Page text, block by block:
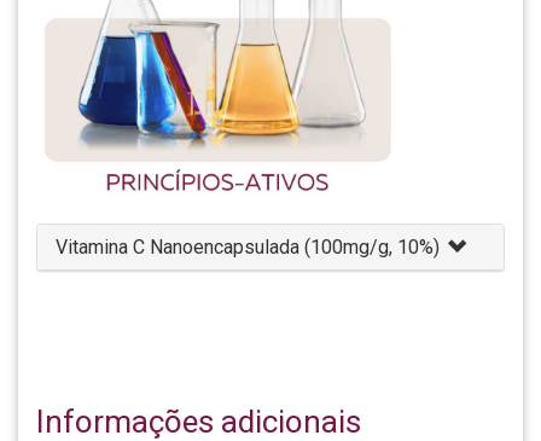
Vitamina C Nanoencapsulada (100mg/g, 10%)
Informações adicionais